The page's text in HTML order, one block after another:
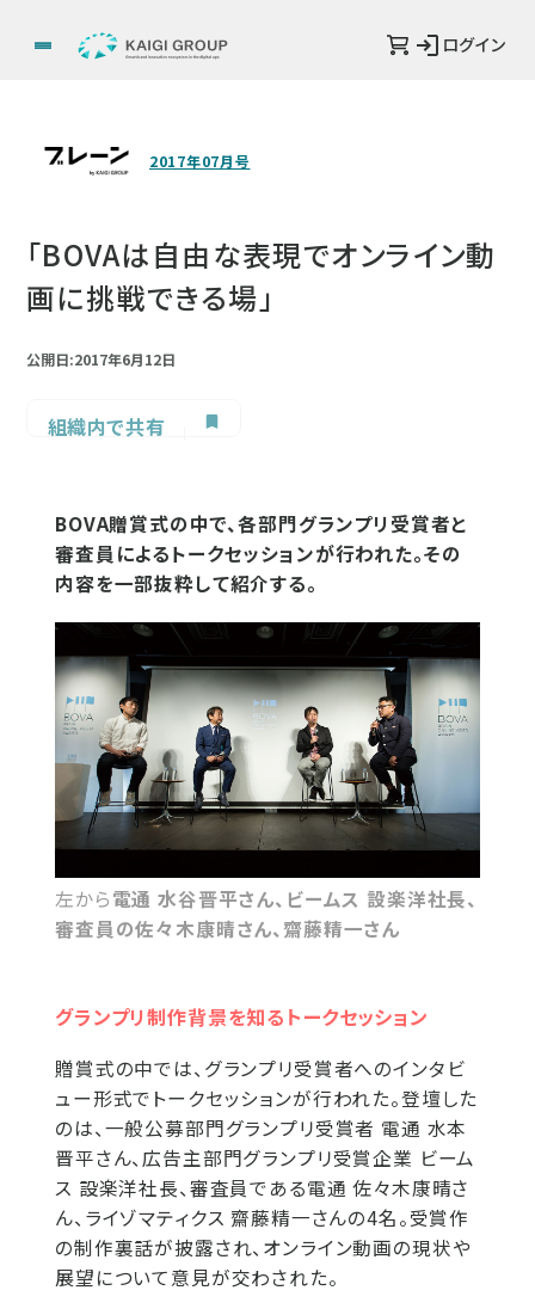
ログイン
2017年07月号
「BOVAは自由な表現でオンライン動
画に挑戦できる場」
公開日:2017年6月12日
組織内で共有
BOVA贈賞式の中で、各部門グランプリ受賞者と
審査員によるトークセッションが行われた。その
内容を一部抜粋して紹介する。
左から電通 水谷晋平さん、ビームス 設楽洋社長、
審査員の佐々木康晴さん、齋藤精一さん
グランプリ制作背景を知るトークセッション
贈賞式の中では、グランプリ受賞者へのインタビ
ュー形式でトークセッションが行われた。登壇した
のは、一般公募部門グランプリ受賞者 電通 水本
晋平さん、広告主部門グランプリ受賞企業 ビーム
ス 設楽洋社長、審査員である電通 佐々木康晴さ
ん、ライゾマティクス 齋藤精一さんの4名。受賞作
の制作裏話が披露され、オンライン動画の現状や
展望について意見が交わされた。